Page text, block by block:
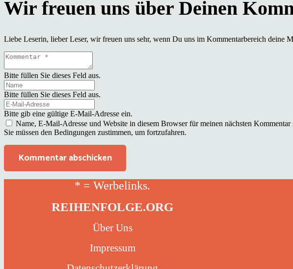
Liebe Leserin, lieber Leser, wir freuen uns sehr, wenn Du uns im Kommentarbereich
Bitte füllen Sie dieses Feld aus.
Bitte füllen Sie dieses Feld aus.
Bitte gib eine gültige E-Mail-Adresse ein.
Name, E-Mail-Adresse und Website in diesem Browser für meinen nächsten Kommentar
Sie müssen den Bedingungen zustimmen, um fortzufahren.
Kommentar abschicken
* = Werbelinks.
REIHENFOLGE.ORG
Über Uns
Impressum